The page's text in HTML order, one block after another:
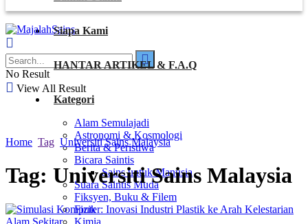
Siapa Kami
HANTAR ARTIKEL & F.A.Q
Kategori
Alam Semulajadi
Astronomi & Kosmologi
Berita & Peristiwa
Bicara Saintis
Sains untuk Manusia
Suara Saintis Muda
Fiksyen, Buku & Filem
Fizik
Kimia
No Result
View All Result
Home Tag Universiti Sains Malaysia
Tag: Universiti Sains Malaysia